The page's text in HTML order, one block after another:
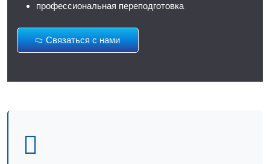
профессиональная переподготовка
Связаться с нами